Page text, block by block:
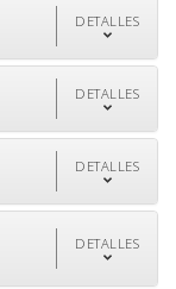
DETALLES
DETALLES
DETALLES
DETALLES